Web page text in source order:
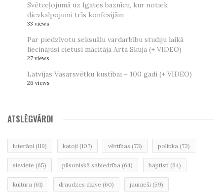
Svētceļojumā uz Igates baznīcu, kur notiek
dievkalpojumi trīs konfesijām
33 views
Par piedzīvotu seksuālu vardarbību studiju laikā
liecinājusi cietusī mācītāja Arta Skuja (+ VIDEO)
27 views
Latvijas Vasarsvētku kustībai – 100 gadi (+ VIDEO)
26 views
ATSLĒGVĀRDI
luterāņi (119) katoļi (107) vērtības (73) politika (73)
sieviete (65) pilsoniskā sabiedrība (64) baptisti (64)
kultūra (61) draudzes dzīve (60) jaunieši (59)